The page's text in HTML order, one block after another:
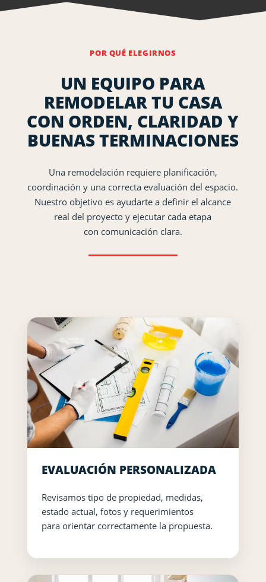
POR QUÉ ELEGIRNOS
UN EQUIPO PARA
REMODELAR TU CASA
CON ORDEN, CLARIDAD Y
BUENAS TERMINACIONES
Una remodelación requiere planificación,
coordinación y una correcta evaluación del espacio.
Nuestro objetivo es ayudarte a definir el alcance
real del proyecto y ejecutar cada etapa
con comunicación clara.
EVALUACIÓN PERSONALIZADA
Revisamos tipo de propiedad, medidas,
estado actual, fotos y requerimientos
para orientar correctamente la propuesta.